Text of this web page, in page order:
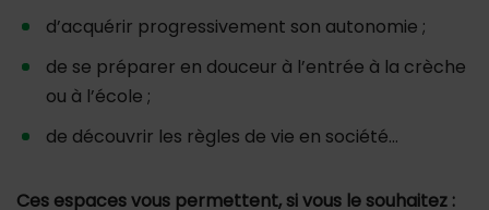
d’acquérir progressivement son autonomie ;
de se préparer en douceur à l’entrée à la crèche
ou à l’école ;
de découvrir les règles de vie en société…
Ces espaces vous permettent, si vous le souhaitez :